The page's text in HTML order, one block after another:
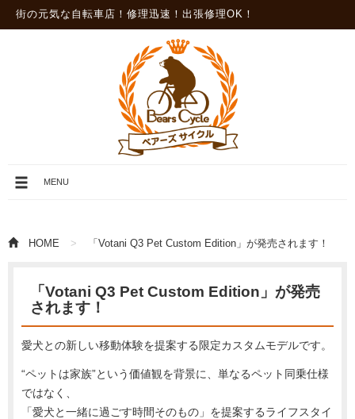
街の元気な自転車店！修理迅速！出張修理OK！
メ
を
MENU
HOME 「Votani Q3 Pet Custom Edition」が発売されます！
「Votani Q3 Pet Custom Edition」が発売
されます！
愛犬との新しい移動体験を提案する限定カスタムモデルです。
“ペットは家族”という価値観を背景に、単なるペット同乗仕様
ではなく、
「愛犬と一緒に過ごす時間そのもの」を提案するライフスタイ